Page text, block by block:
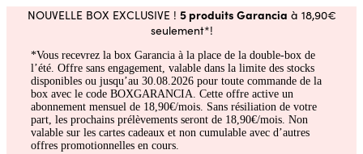
NOUVELLE BOX EXCLUSIVE ! 5 produits Garancia à 18,90€
seulement*!
*Vous recevrez la box Garancia à la place de la double-box de
l’été. Offre sans engagement, valable dans la limite des stocks
disponibles ou jusqu’au 30.08.2026 pour toute commande de la
box avec le code BOXGARANCIA. Cette offre active un
abonnement mensuel de 18,90€/mois. Sans résiliation de votre
part, les prochains prélèvements seront de 18,90€/mois. Non
valable sur les cartes cadeaux et non cumulable avec d’autres
offres promotionnelles en cours.